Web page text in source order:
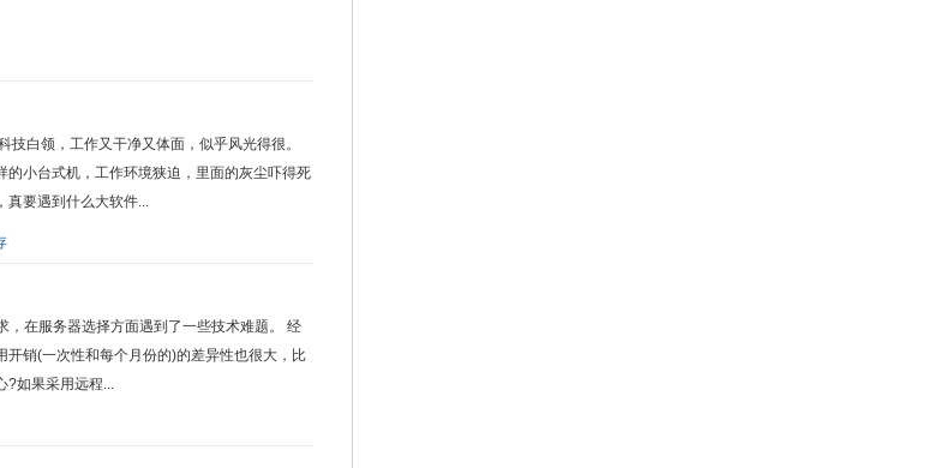
白领，工作又干净又体面，似乎风光得很。
小台式机，工作环境狭迫，里面的灰尘吓得死
真要遇到什么大软件...
在服务器选择方面遇到了一些技术难题。 经
销(一次性和每个月份的)的差异性也很大，比
?如果采用远程...